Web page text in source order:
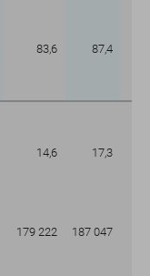
83,6 87,4
14,6 17,3
179 222 187 047